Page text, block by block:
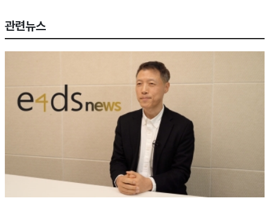
관련뉴스